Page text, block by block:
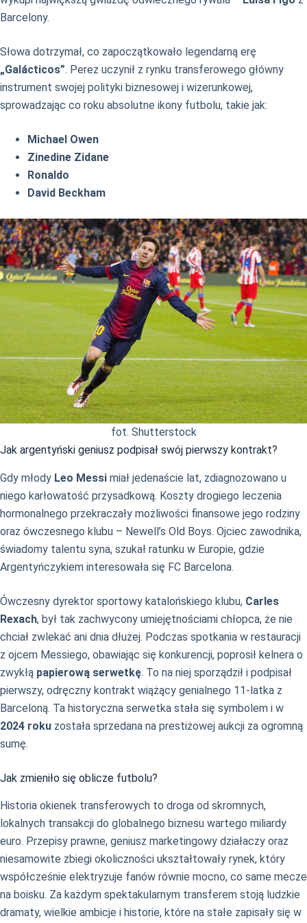
Barcelony.
Słowa dotrzymał, co zapoczątkowało legendarną erę
„Galácticos”. Perez uczynił z rynku transferowego główny
instrument swojej polityki biznesowej i wizerunkowej,
sprowadzając co roku absolutne ikony futbolu, takie jak:
Michael Owen
Zinedine Zidane
Ronaldo
David Beckham
fot. Shutterstock
Jak argentyński geniusz podpisał swój pierwszy kontrakt?
Gdy młody Leo Messi miał jedenaście lat, zdiagnozowano u
niego karłowatość przysadkową. Koszty drogiego leczenia
hormonalnego przekraczały możliwości finansowe jego rodziny
oraz ówczesnego klubu – Newell’s Old Boys. Ojciec zawodnika,
świadomy talentu syna, szukał ratunku w Europie, gdzie
Argentyńczykiem interesowała się FC Barcelona.
Ówczesny dyrektor sportowy katalońskiego klubu, Carles
Rexach, był tak zachwycony umiejętnościami chłopca, że nie
chciał zwlekać ani dnia dłużej. Podczas spotkania w restauracji
z ojcem Messiego, obawiając się konkurencji, poprosił kelnera o
zwykłą papierową serwetkę. To na niej sporządził i podpisał
pierwszy, odręczny kontrakt wiążący genialnego 11-latka z
Barceloną. Ta historyczna serwetka stała się symbolem i w
2024 roku została sprzedana na prestiżowej aukcji za ogromną
sumę.
Jak zmieniło się oblicze futbolu?
Historia okienek transferowych to droga od skromnych,
lokalnych transakcji do globalnego biznesu wartego miliardy
euro. Przepisy prawne, geniusz marketingowy działaczy oraz
niesamowite zbiegi okoliczności ukształtowały rynek, który
współcześnie elektryzuje fanów równie mocno, co same mecze
na boisku. Za każdym spektakularnym transferem stoją ludzkie
dramaty, wielkie ambicje i historie, które na stałe zapisały się w